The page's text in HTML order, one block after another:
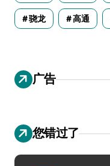
骁龙 高通
广告
您错过了